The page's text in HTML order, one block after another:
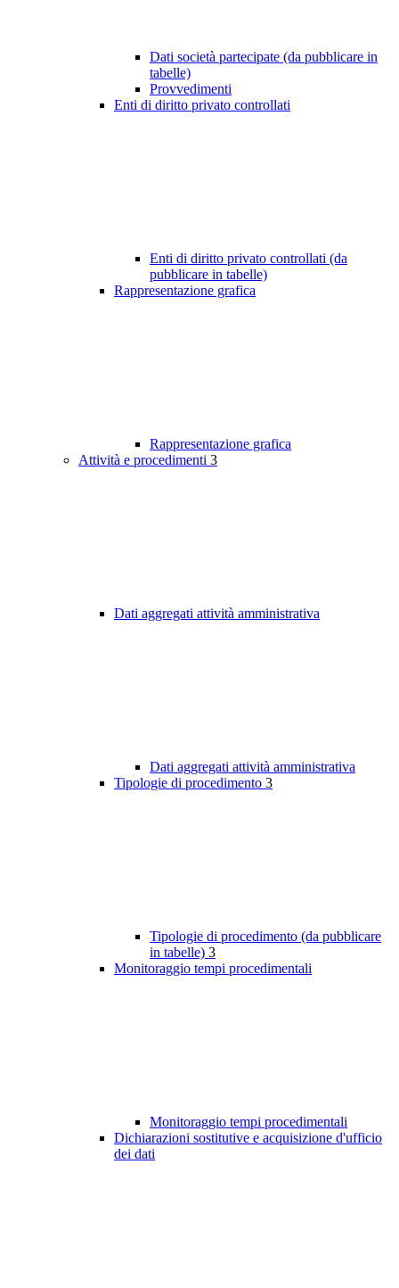
Dati società partecipate (da pubblicare in
tabelle)
Provvedimenti
Enti di diritto privato controllati
Enti di diritto privato controllati (da
pubblicare in tabelle)
Rappresentazione grafica
Rappresentazione grafica
Attività e procedimenti 3
Dati aggregati attività amministrativa
Dati aggregati attività amministrativa
Tipologie di procedimento 3
Tipologie di procedimento (da pubblicare
in tabelle) 3
Monitoraggio tempi procedimentali
Monitoraggio tempi procedimentali
Dichiarazioni sostitutive e acquisizione d'ufficio
dei dati